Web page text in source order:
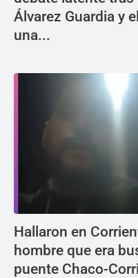
Álvarez Guardia y
una...
Hallaron en
hombre que era
puente Chaco-